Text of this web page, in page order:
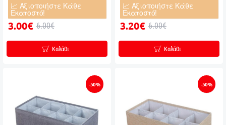
📈 Αξιοποιήστε Κάθε
Εκατοστό!
3.00€ 6.00€
Καλάθι
📈 Αξιοποιήστε Κάθε
Εκατοστό!
3.20€ 6.00€
Καλάθι
-50% -50%